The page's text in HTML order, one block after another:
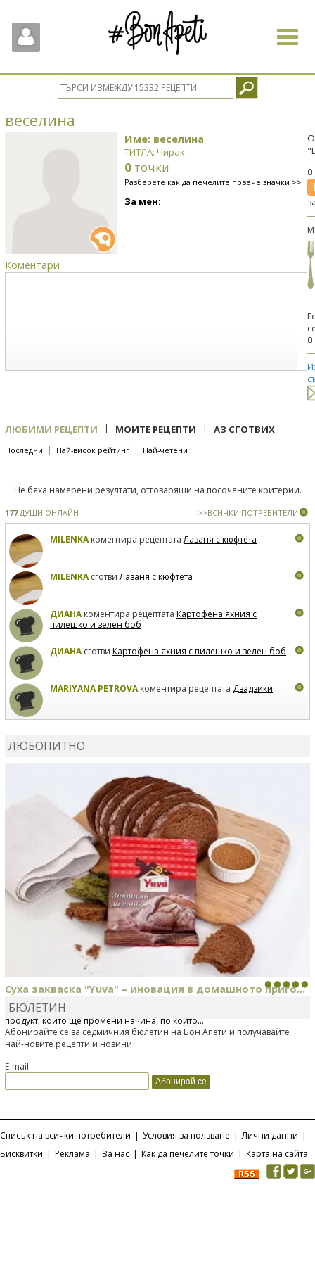
Toggle
веселина
Име: веселина
ТИТЛА: Чирак
0 точки
Разберете как да печелите повече значки >>
За мен:
Коментари
0
ЛЮБИМИ РЕЦЕПТИ | МОИТЕ РЕЦЕПТИ | АЗ СГОТВИХ
Последни | Най-висок рейтинг | Най-четени
Не бяха намерени резултати, отговарящи на посочените критерии.
177ДУШИ ОНЛАЙН >>ВСИЧКИ ПОТРЕБИТЕЛИ
MILENKAкоментира рецептатаЛазаня с кюфтета
MILENKAсготвиЛазаня с кюфтета
ДИАНАкоментира рецептата Картофена яхния с
пилешко и зелен боб
ДИАНАсготви Картофена яхния с пилешко и зелен боб
MARIYANA PETROVAкоментира рецептата Дзадзики
ЛЮБОПИТНО
Суха закваска "Yuva" – иновация в домашното приго...
Отскоро Лесафр България стартира предлагането на изцяло нов
продукт, който ще промени начина, по който...
БЮЛЕТИН
Абонирайте се за седмичния бюлетин на Бон Апети и получавайте
най-новите рецепти и новини
E-mail:
Списък на всички потребители | Условия за ползване | Лични данни |
Бисквитки | Реклама | За нас | Как да печелите точки | Карта на сайта